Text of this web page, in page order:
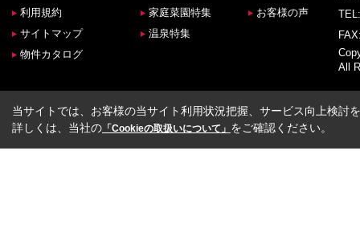
利用規約
サイトマップ
物件カタログ
家庭菜園特集
温泉特集
お客様の声
All
当サイトでは、お客様の当サイト利用状況把握、サービス向上検討
詳しくは、当社の 「Cookieの取扱いについて」 をご確認ください。